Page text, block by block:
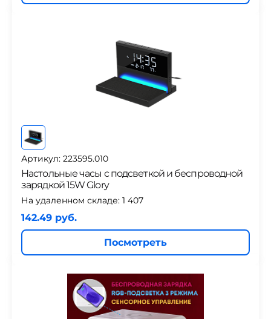
Артикул: 223595.010
Настольные часы с подсветкой и беспроводной
зарядкой 15W Glory
На удаленном складе: 1 407
142.49 руб.
Посмотреть